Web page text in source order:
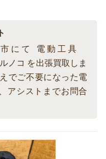
にて 電動工具
コ を出張買取しま
でご不要になった電
アシストまでお問合